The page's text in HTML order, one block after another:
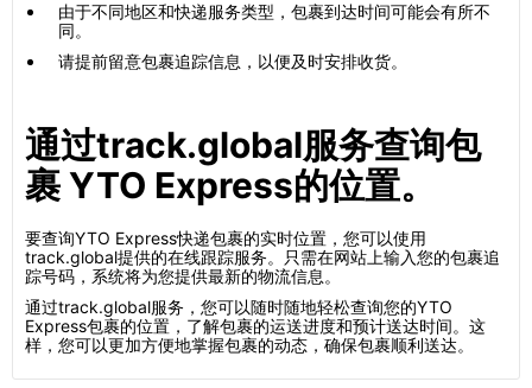
由于不同地区和快递服务类型，包裹到达时间可能会有所不
同。
请提前留意包裹追踪信息，以便及时安排收货。
通过track.global服务查询包
裹 YTO Express的位置。
要查询YTO Express快递包裹的实时位置，您可以使用
track.global提供的在线跟踪服务。只需在网站上输入您的包裹追
踪号码，系统将为您提供最新的物流信息。
通过track.global服务，您可以随时随地轻松查询您的YTO
Express包裹的位置，了解包裹的运送进度和预计送达时间。这
样，您可以更加方便地掌握包裹的动态，确保包裹顺利送达。